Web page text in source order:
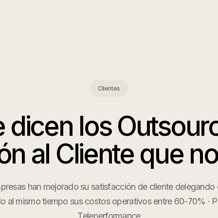
Clientes
dicen los
al Clienteque
han mejorado su satisfacción de cliente delegando
al mismo tiempo sus costos operativos entre 60-70% ·
Teleperformance